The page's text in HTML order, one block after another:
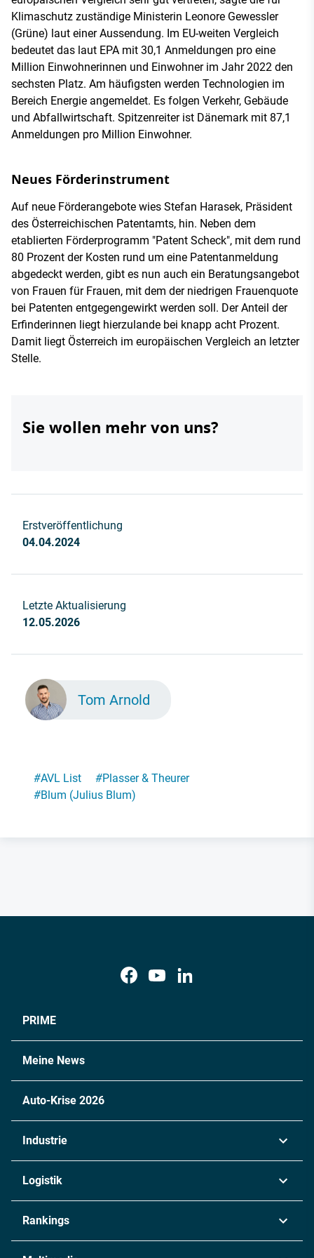
Klimaschutz zuständige Ministerin Leonore Gewessler
(Grüne) laut einer Aussendung. Im EU-weiten Vergleich
bedeutet das laut EPA mit 30,1 Anmeldungen pro eine
Million Einwohnerinnen und Einwohner im Jahr 2022 den
sechsten Platz. Am häufigsten werden Technologien im
Bereich Energie angemeldet. Es folgen Verkehr, Gebäude
und Abfallwirtschaft. Spitzenreiter ist Dänemark mit 87,1
Anmeldungen pro Million Einwohner.
Neues Förderinstrument
Auf neue Förderangebote wies Stefan Harasek, Präsident
des Österreichischen Patentamts, hin. Neben dem
etablierten Förderprogramm "Patent Scheck", mit dem rund
80 Prozent der Kosten rund um eine Patentanmeldung
abgedeckt werden, gibt es nun auch ein Beratungsangebot
von Frauen für Frauen, mit dem der niedrigen Frauenquote
bei Patenten entgegengewirkt werden soll. Der Anteil der
Erfinderinnen liegt hierzulande bei knapp acht Prozent.
Damit liegt Österreich im europäischen Vergleich an letzter
Stelle.
Sie wollen mehr von uns?
Erstveröffentlichung
04.04.2024
Letzte Aktualisierung
12.05.2026
Tom Arnold
#AVL List #Plasser & Theurer
#Blum (Julius Blum)
PRIME
Meine News
Auto-Krise 2026
Industrie
Chemie
Metall
Logistik
Rankings